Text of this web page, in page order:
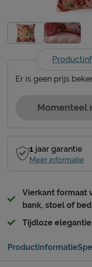
Er is geen prijs
Momenteel
1 jaar garantie
Meer informatie
Vierkant formaat
bank, stoel of bed
Tijdloze
Productinformatie